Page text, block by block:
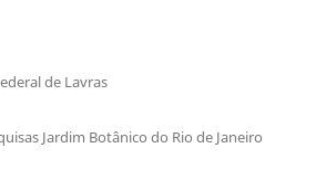
de Lavras
Jardim Botânico do Rio de Janeiro